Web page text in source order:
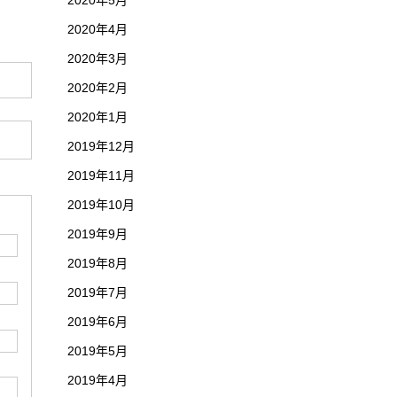
2020年4月
2020年3月
2020年2月
2020年1月
2019年12月
2019年11月
2019年10月
2019年9月
2019年8月
2019年7月
2019年6月
2019年5月
2019年4月